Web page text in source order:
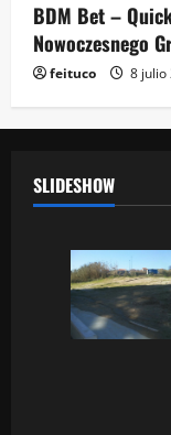
BDM Bet –
Nowoczesnego
feituco 8 julio
SLIDESHOW